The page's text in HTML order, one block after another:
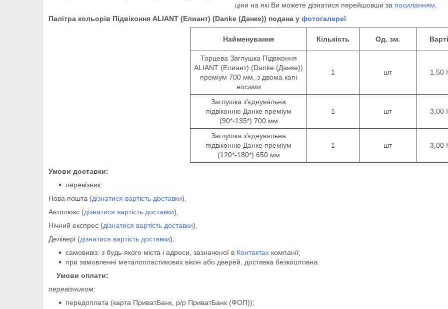
ціни на які Ви можете дізнатися перейшовши за посиланням
Палітра кольорів Підвіконня ALIANT (Елиант) (Danke (Данке)) подана у фотогалереї.
Найменування Кількість Од. зм.
Торцева Заглушка Підвіконня
ALIANT (Елиант) (Danke (Данке))
преміум 700 мм, з двома капі
носами
1 шт 1,50
Заглушка з'єднувальна
підвіконню Данке преміум
(90*-135*) 700 мм
1 шт 3,00
Заглушка з'єднувальна
підвіконню Данке преміум
(120*-180*) 650 мм
1 шт 3,00
Умови доставки:
перевізник:
Нова пошта (дізнатися вартість доставки),
Автолюкс (дізнатися вартість доставки),
Нічний експрес (дізнатися вартість доставки),
Делівері (дізнатися вартість доставки);
самовивіз: з будь-якого міста і адреси, зазначеної в Контактах компанії;
при замовленні металопластикових вікон або дверей, доставка безкоштовна.
Умови оплати:
перевізником:
передоплата (карта ПриватБанк, р/р ПриватБанк (ФОП));